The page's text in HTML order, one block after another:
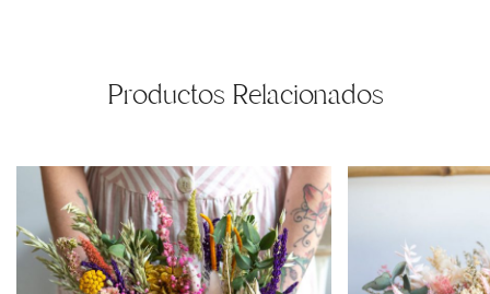
Productos Relacionados